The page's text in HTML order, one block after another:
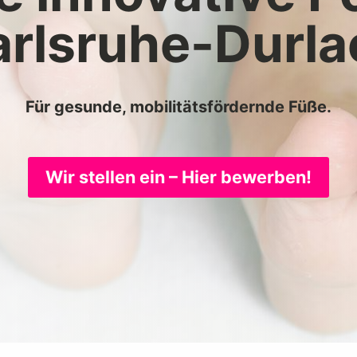
Für gesunde, mobilitätsfördernde Füße.
Wir stellen ein – Hier bewerben!